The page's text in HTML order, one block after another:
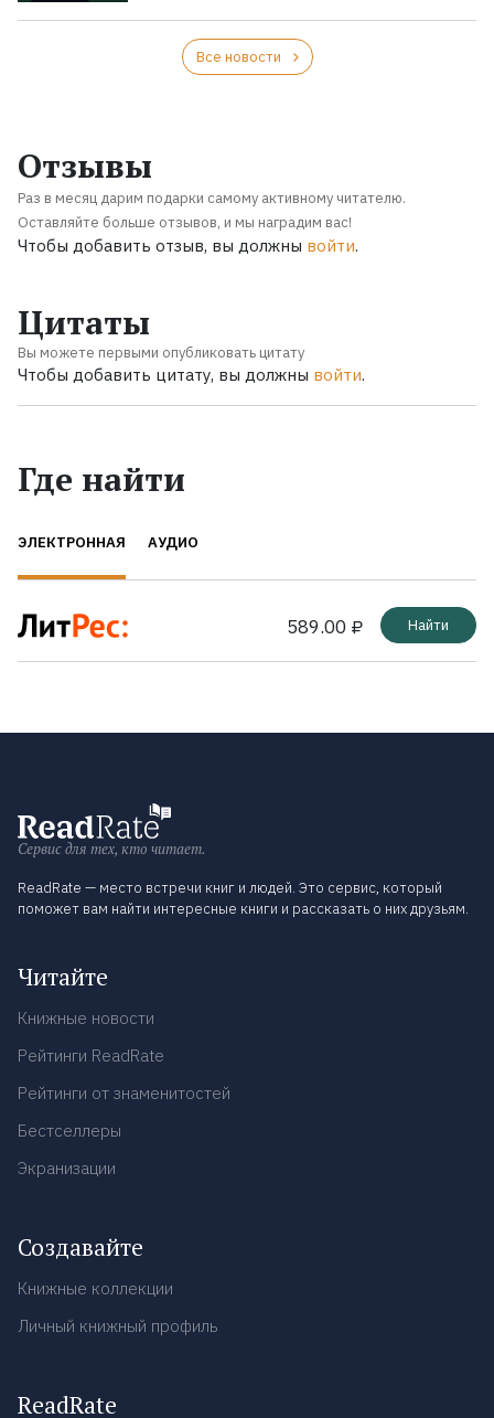
Все новости
Отзывы
Раз в месяц дарим подарки самому активному читателю.
Оставляйте больше отзывов, и мы наградим вас!
Чтобы добавить отзыв, вы должны войти.
Цитаты
Вы можете первыми опубликовать цитату
Чтобы добавить цитату, вы должны войти.
Где найти
ЭЛЕКТРОННАЯ АУДИО
589.00 ₽ Найти
Сервис для тех, кто читает.
ReadRate — место встречи книг и людей. Это сервис, который
поможет вам найти интересные книги и рассказать о них друзьям.
Читайте
Книжные новости
Рейтинги ReadRate
Рейтинги от знаменитостей
Бестселлеры
Экранизации
Создавайте
Книжные коллекции
Личный книжный профиль
ReadRate